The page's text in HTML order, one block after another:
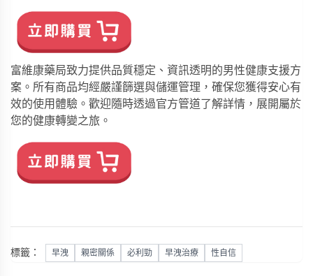
富維康藥局致力提供品質穩定、資訊透明的男性健康支援方
案。所有商品均經嚴謹篩選與儲運管理，確保您獲得安心有
效的使用體驗。歡迎隨時透過官方管道了解詳情，展開屬於
您的健康轉變之旅。
標籤： 早洩 親密關係 必利勁 早洩治療 性自信